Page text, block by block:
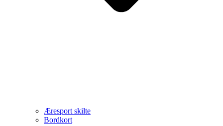
Æresport skilte
Bordkort